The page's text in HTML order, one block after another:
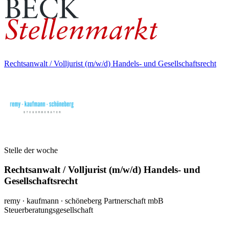
Rechtsanwalt / Volljurist (m/w/d) Handels- und Gesellschaftsrecht
Stelle der woche
Rechtsanwalt / Volljurist (m/w/d) Handels- und
Gesellschaftsrecht
remy ∙ kaufmann ∙ schöneberg Partnerschaft mbB
Steuerberatungsgesellschaft